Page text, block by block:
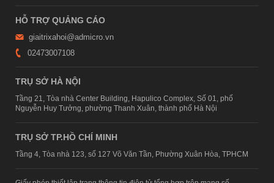
HỖ TRỢ QUẢNG CÁO
giaitrixahoi@admicro.vn
02473007108
TRỤ SỞ HÀ NỘI
Tầng 21, Tòa nhà Center Building, Hapulico Complex, Số 01, phố
Nguyễn Huy Tưởng, phường Thanh Xuân, thành phố Hà Nội
TRỤ SỞ TP.HỒ CHÍ MINH
Tầng 4, Tòa nhà 123, số 127 Võ Văn Tần, Phường Xuân Hòa, TPHCM